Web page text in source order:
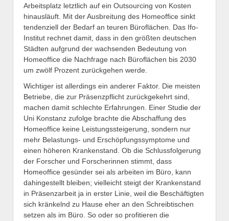
Arbeitsplatz letztlich auf ein Outsourcing von Kosten
hinausläuft. Mit der Ausbreitung des Homeoffice sinkt
tendenziell der Bedarf an teuren Büroflächen. Das Ifo-
Institut rechnet damit, dass in den größten deutschen
Städten aufgrund der wachsenden Bedeutung von
Homeoffice die Nachfrage nach Büroflächen bis 2030
um zwölf Prozent zurückgehen werde.
Wichtiger ist allerdings ein anderer Faktor. Die meisten
Betriebe, die zur Präsenzpflicht zurückgekehrt sind,
machen damit schlechte Erfahrungen. Einer Studie der
Uni Konstanz zufolge brachte die Abschaffung des
Homeoffice keine Leistungssteigerung, sondern nur
mehr Belastungs- und Erschöpfungssymptome und
einen höheren Krankenstand. Ob die Schlussfolgerung
der Forscher und Forscherinnen stimmt, dass
Homeoffice gesünder sei als arbeiten im Büro, kann
dahingestellt bleiben; vielleicht steigt der Krankenstand
in Präsenzarbeit ja in erster Linie, weil die Beschäftigten
sich kränkelnd zu Hause eher an den Schreibtischen
setzen als im Büro. So oder so profitieren die